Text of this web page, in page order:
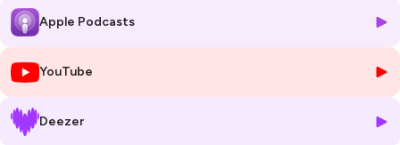
soulignant l'importance des 24 heures du Mans dans le monde de
l'endurance.
Les références citées par Alvin :
Les ressources sont accessibles en description de l'épisode sur
Youtube :
Apple Podcasts
YouTube
Deezer